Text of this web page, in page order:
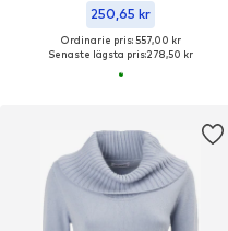
250,65 kr
Ordinarie pris: 557,00 kr
Senaste lägsta pris:278,50 kr